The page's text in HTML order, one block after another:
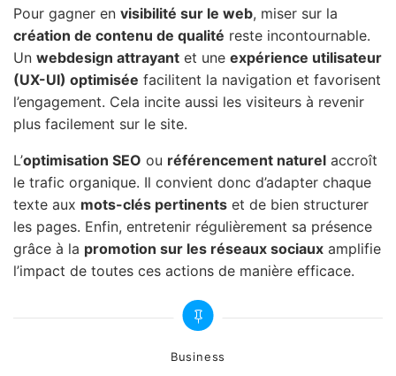
Pour gagner en visibilité sur le web, miser sur la
création de contenu de qualité reste incontournable.
Un webdesign attrayant et une expérience utilisateur
(UX-UI) optimisée facilitent la navigation et favorisent
l’engagement. Cela incite aussi les visiteurs à revenir
plus facilement sur le site.
L’optimisation SEO ou référencement naturel accroît
le trafic organique. Il convient donc d’adapter chaque
texte aux mots-clés pertinents et de bien structurer
les pages. Enfin, entretenir régulièrement sa présence
grâce à la promotion sur les réseaux sociaux amplifie
l’impact de toutes ces actions de manière efficace.
Categories
Business